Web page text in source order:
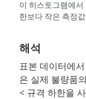
이 히스토그램에
한보다 작은 측정
해석
표본 데이터에
은 실제 불량품
< 규격 하한을